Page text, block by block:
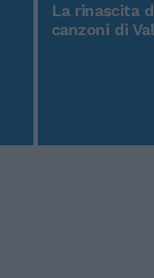
La rinascita
canzoni di